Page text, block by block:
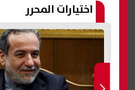
اختيارات المحرر